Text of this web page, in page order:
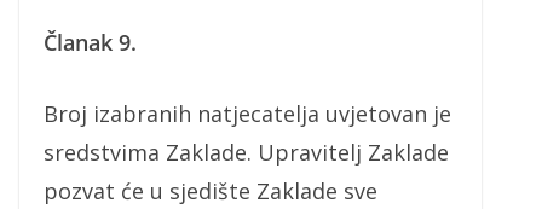
Članak 9.
Broj izabranih natjecatelja uvjetovan je
sredstvima Zaklade. Upravitelj Zaklade
pozvat će u sjedište Zaklade sve